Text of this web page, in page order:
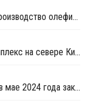
China Coal Mengda New Energy закрыла производство олефинов на ремонт
Sinopec запустила новый этиленовый комплекс на севере Китая
Zhong An United Coal Chemical планирует в мае 2024 года закрыть на ремонт производство ПЭ в Китае